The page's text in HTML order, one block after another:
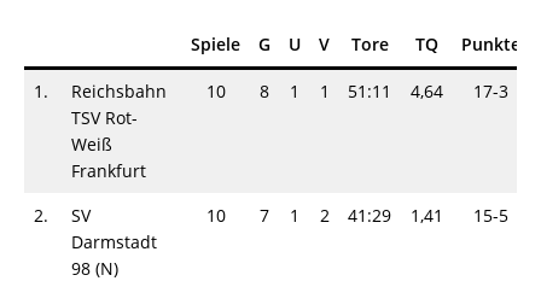
Spiele G U V Tore TQ Punkte
1.
Reichsbahn
TSV Rot-
Weiß
Frankfurt
10 8 1 1 51:11 4,64 17-3
2.
SV
Darmstadt
98 (N)
10 7 1 2 41:29 1,41 15-5